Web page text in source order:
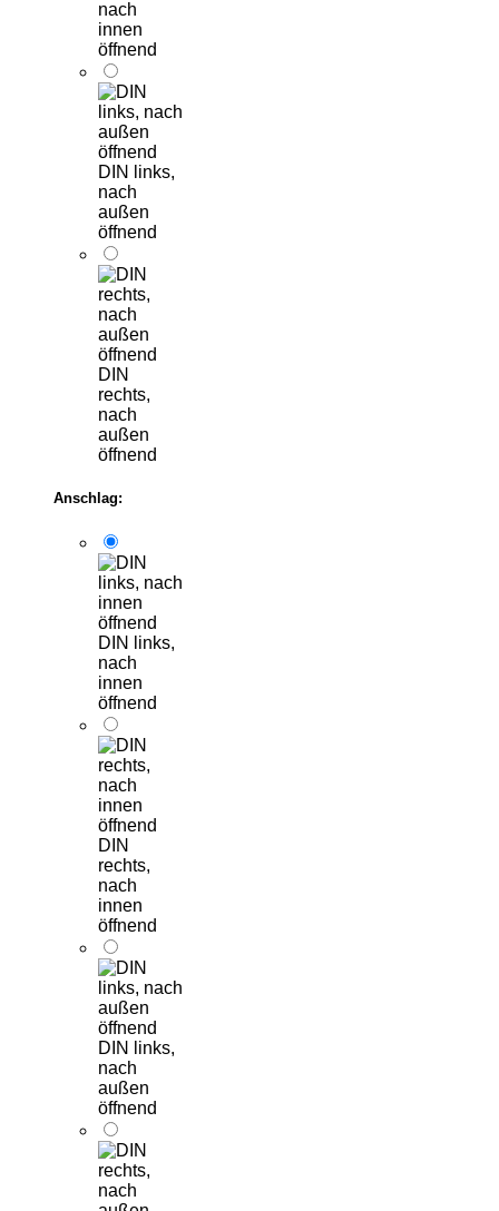
nach
innen
öffnend
DIN links,
nach
außen
öffnend
DIN
rechts,
nach
außen
öffnend
Anschlag:
DIN links,
nach
innen
öffnend
DIN
rechts,
nach
innen
öffnend
DIN links,
nach
außen
öffnend